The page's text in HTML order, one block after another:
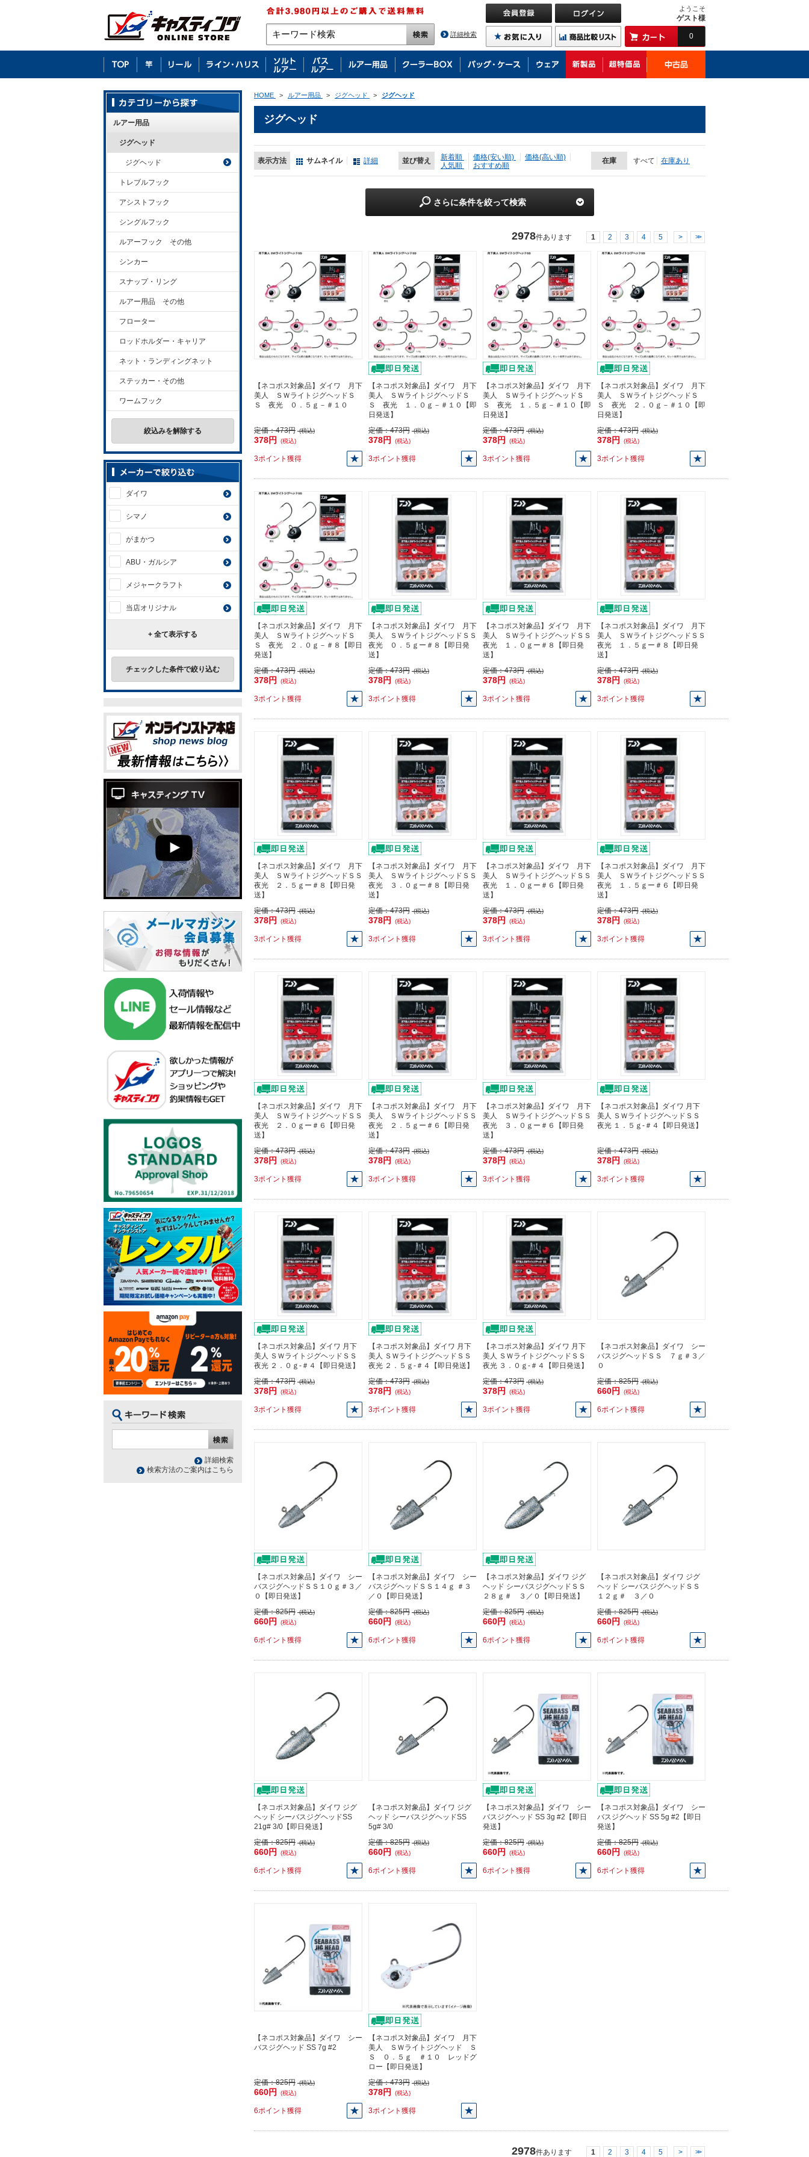
詳細検索
ようこそ
ゲスト様
0
HOME > ルアー用品 > ジグヘッド > ジグヘッド
ジグヘッド
表示方法 サムネイル 詳細 並び替え 新着順 価格(安い順)
価格(高い順)
人気順
おすすめ順
在庫 すべて 在庫あり
さらに条件を絞って検索
2978件あります 1 2 3 4 5 > >>
【ネコポス対象品】ダイワ 月下
美人 ＳＷライトジグヘッドＳ
Ｓ 夜光 ０．５ｇ－＃１０
定価：473円 (税込)
378円 (税込)
3ポイント獲得
【ネコポス対象品】ダイワ 月下
美人 ＳＷライトジグヘッドＳ
Ｓ 夜光 １．０ｇ－＃１０【即
日発送】
定価：473円 (税込)
378円 (税込)
3ポイント獲得
【ネコポス対象品】ダイワ 月下
美人 ＳＷライトジグヘッドＳ
Ｓ 夜光 １．５ｇ－＃１０【即
日発送】
定価：473円 (税込)
378円 (税込)
3ポイント獲得
【ネコポス対象品】ダイワ 月下
美人 ＳＷライトジグヘッドＳ
Ｓ 夜光 ２．０ｇ－＃１０【即
日発送】
定価：473円 (税込)
378円 (税込)
3ポイント獲得
【ネコポス対象品】ダイワ 月下
美人 ＳＷライトジグヘッドＳ
Ｓ 夜光 ２．０ｇ－＃８【即日
発送】
定価：473円 (税込)
378円 (税込)
3ポイント獲得
【ネコポス対象品】ダイワ 月下
美人 ＳＷライトジグヘッドＳＳ
夜光 ０．５ｇー＃８【即日発
送】
定価：473円 (税込)
378円 (税込)
3ポイント獲得
【ネコポス対象品】ダイワ 月下
美人 ＳＷライトジグヘッドＳＳ
夜光 １．０ｇー＃８【即日発
送】
定価：473円 (税込)
378円 (税込)
3ポイント獲得
【ネコポス対象品】ダイワ 月下
美人 ＳＷライトジグヘッドＳＳ
夜光 １．５ｇー＃８【即日発
送】
定価：473円 (税込)
378円 (税込)
3ポイント獲得
【ネコポス対象品】ダイワ 月下
美人 ＳＷライトジグヘッドＳＳ
夜光 ２．５ｇー＃８【即日発
送】
定価：473円 (税込)
378円 (税込)
3ポイント獲得
【ネコポス対象品】ダイワ 月下
美人 ＳＷライトジグヘッドＳＳ
夜光 ３．０ｇー＃８【即日発
送】
定価：473円 (税込)
378円 (税込)
3ポイント獲得
【ネコポス対象品】ダイワ 月下
美人 ＳＷライトジグヘッドＳＳ
夜光 １．０ｇー＃６【即日発
送】
定価：473円 (税込)
378円 (税込)
3ポイント獲得
【ネコポス対象品】ダイワ 月下
美人 ＳＷライトジグヘッドＳＳ
夜光 １．５ｇー＃６【即日発
送】
定価：473円 (税込)
378円 (税込)
3ポイント獲得
【ネコポス対象品】ダイワ 月下
美人 ＳＷライトジグヘッドＳＳ
夜光 ２．０ｇー＃６【即日発
送】
定価：473円 (税込)
378円 (税込)
3ポイント獲得
【ネコポス対象品】ダイワ 月下
美人 ＳＷライトジグヘッドＳＳ
夜光 ２．５ｇー＃６【即日発
送】
定価：473円 (税込)
378円 (税込)
3ポイント獲得
【ネコポス対象品】ダイワ 月下
美人 ＳＷライトジグヘッドＳＳ
夜光 ３．０ｇー＃６【即日発
送】
定価：473円 (税込)
378円 (税込)
3ポイント獲得
【ネコポス対象品】ダイワ 月下
美人 ＳＷライトジグヘッドＳＳ
夜光 １．５ｇ-＃４【即日発送】
定価：473円 (税込)
378円 (税込)
3ポイント獲得
【ネコポス対象品】ダイワ 月下
美人 ＳＷライトジグヘッドＳＳ
夜光 ２．０ｇ-＃４【即日発送】
定価：473円 (税込)
378円 (税込)
3ポイント獲得
【ネコポス対象品】ダイワ 月下
美人 ＳＷライトジグヘッドＳＳ
夜光 ２．５ｇ-＃４【即日発送】
定価：473円 (税込)
378円 (税込)
3ポイント獲得
【ネコポス対象品】ダイワ 月下
美人 ＳＷライトジグヘッドＳＳ
夜光 ３．０ｇ-＃４【即日発送】
定価：473円 (税込)
378円 (税込)
3ポイント獲得
【ネコポス対象品】ダイワ シー
バスジグヘッドＳＳ ７ｇ＃３／
０
定価：825円 (税込)
660円 (税込)
6ポイント獲得
【ネコポス対象品】ダイワ シー
バスジグヘッドＳＳ１０ｇ＃３／
０【即日発送】
定価：825円 (税込)
660円 (税込)
6ポイント獲得
【ネコポス対象品】ダイワ シー
バスジグヘッドＳＳ１４ｇ ＃３
／０【即日発送】
定価：825円 (税込)
660円 (税込)
6ポイント獲得
【ネコポス対象品】ダイワ ジグ
ヘッド シーバスジグヘッドＳＳ
２８ｇ＃ ３／０【即日発送】
定価：825円 (税込)
660円 (税込)
6ポイント獲得
【ネコポス対象品】ダイワ ジグ
ヘッド シーバスジグヘッドＳＳ
１２ｇ＃ ３／０
定価：825円 (税込)
660円 (税込)
6ポイント獲得
【ネコポス対象品】ダイワ ジグ
ヘッド シーバスジグヘッドSS
21g# 3/0【即日発送】
定価：825円 (税込)
660円 (税込)
6ポイント獲得
【ネコポス対象品】ダイワ ジグ
ヘッド シーバスジグヘッドSS
5g# 3/0
定価：825円 (税込)
660円 (税込)
6ポイント獲得
【ネコポス対象品】ダイワ シー
バスジグヘッド SS 3g #2【即日
発送】
定価：825円 (税込)
660円 (税込)
6ポイント獲得
【ネコポス対象品】ダイワ シー
バスジグヘッド SS 5g #2【即日
発送】
定価：825円 (税込)
660円 (税込)
6ポイント獲得
【ネコポス対象品】ダイワ シー
バスジグヘッド SS 7g #2
定価：825円 (税込)
660円 (税込)
6ポイント獲得
【ネコポス対象品】ダイワ 月下
美人 ＳＷライトジグヘッド Ｓ
Ｓ ０．５ｇ ＃１０ レッドグ
ロー【即日発送】
定価：473円 (税込)
378円 (税込)
3ポイント獲得
2978件あります 1 2 3 4 5 > >>
ルアー用品
ジグヘッド
ジグヘッド
トレブルフック
アシストフック
シングルフック
ルアーフック その他
シンカー
スナップ・リング
ルアー用品 その他
フローター
ロッドホルダー・キャリア
ネット・ランディングネット
ステッカー・その他
ワームフック
絞込みを解除する
ダイワ
シマノ
がまかつ
ABU・ガルシア
メジャークラフト
当店オリジナル
+ 全て表示する
チェックした条件で絞り込む
詳細検索
検索方法のご案内はこちら